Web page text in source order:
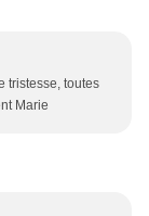
tristesse, toutes
Marie